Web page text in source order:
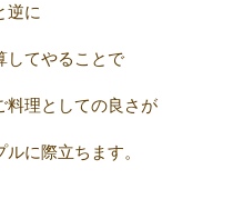
逆に
してやることで
料理としての良さが
ルに際立ちます。